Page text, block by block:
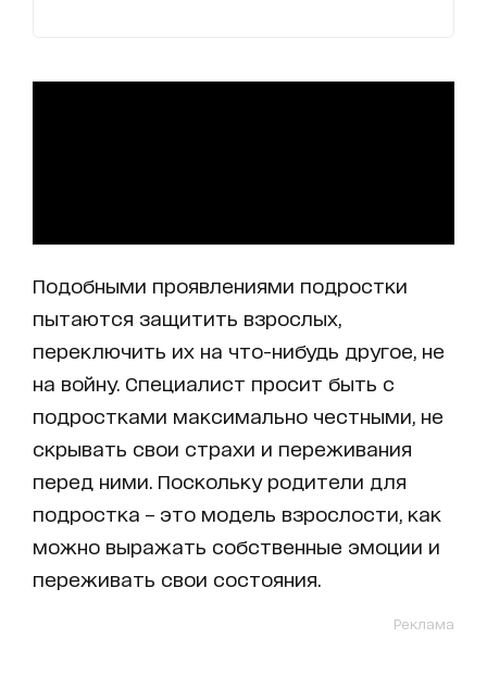
Подобными проявлениями подростки
пытаются защитить взрослых,
переключить их на что-нибудь другое, не
на войну. Специалист просит быть с
подростками максимально честными, не
скрывать свои страхи и переживания
перед ними. Поскольку родители для
подростка – это модель взрослости, как
можно выражать собственные эмоции и
переживать свои состояния.
Реклама